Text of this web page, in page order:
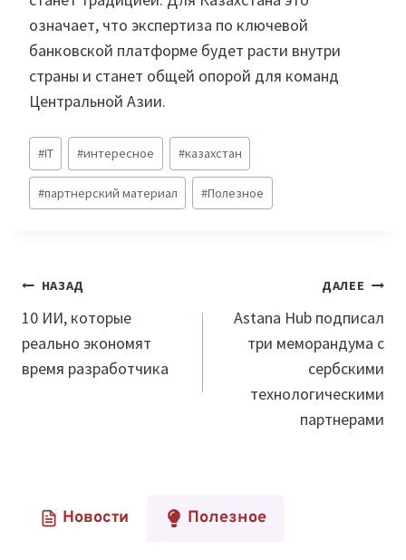
означает, что экспертиза по ключевой
банковской платформе будет расти внутри
страны и станет общей опорой для команд
Центральной Азии.
Метки
записи:
#IT #интересное #казахстан
#партнерский материал #Полезное
Навигация
по
записям
НАЗАД
10 ИИ, которые
реально экономят
время разработчика
ДАЛЕЕ
Astana Hub подписал
три меморандума с
сербскими
технологическими
партнерами
Новости Полезное